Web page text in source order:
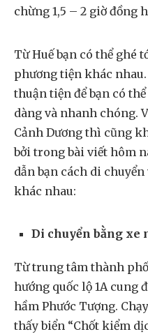
chừng 1,5 – 2 giờ đồng
Từ Huế bạn có thể ghé
phương tiện khác
thuận tiện để bạn có
dàng và nhanh chóng.
Cảnh Dương thì cũng
bởi trong bài viết hôm
dẫn bạn cách di
khác nhau:
Di chuyển bằng xe
Từ trung tâm thành
hướng quốc lộ 1A cung
hầm Phước Tượng.
thấy biển “Chốt kiểm